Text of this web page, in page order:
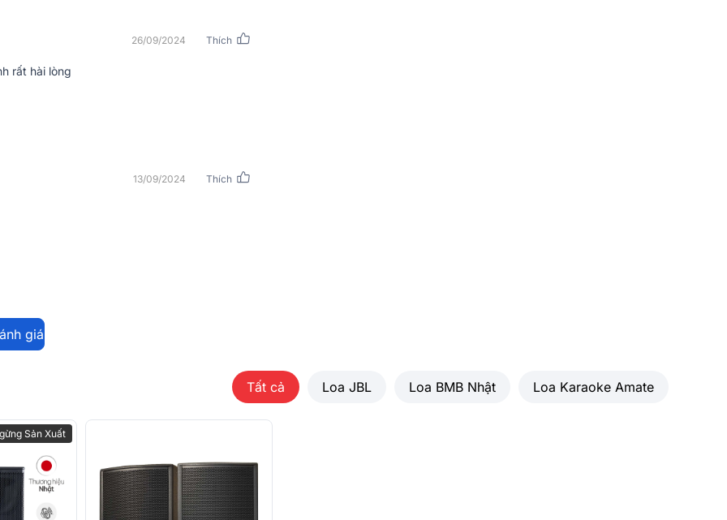
độ trễ pha, làm giảm sự biến dạng
âm thanh tức thời trung thực
PROTECTION - mạch mosfet điều khiển
126
cấp, là kết tinh nghiên cứu và bí
ra mắt, dòng loa full này đã thiết lập
thương hiệu Italy. Các cặp loa trong
sư vĩ đại của nước Ý trong thời kỳ phục
thấy tiêu chuẩn cực cao mà hãng RCF
thay đổi hơn về kích thước và cân nặng
26/09/2024 Thích
rất hài lòng
13/09/2024 Thích
giá
Tất cả Loa JBL Loa BMB Nhật Loa Karaoke Amate
Sản Xuất